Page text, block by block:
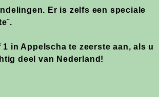
Er is zelfs een speciale
in Appelscha te zeerste aan, als u
deel van Nederland!